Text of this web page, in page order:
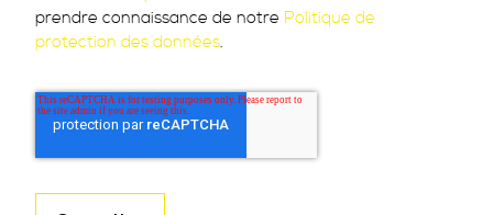
prendre connaissance de notre Politique de
protection des données.